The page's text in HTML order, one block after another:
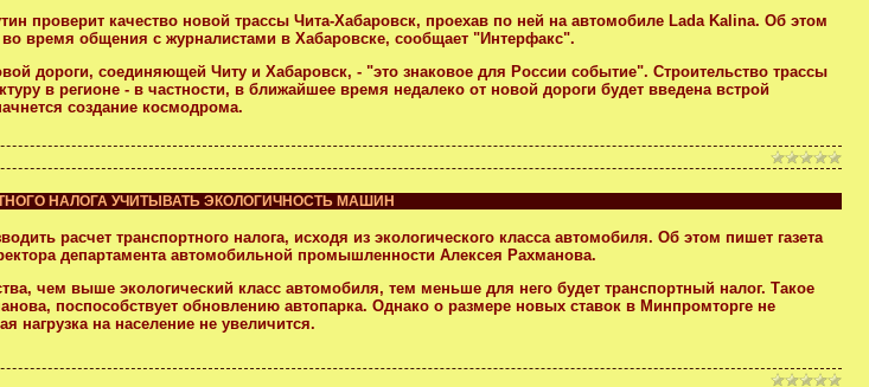
проверит качество новой трассы Чита-Хабаровск, проехав по ней на автомобиле Lada Kalina. Об этом
во время общения с журналистами в Хабаровске, сообщает "Интерфакс".
дороги, соединяющей Читу и Хабаровск, - "это знаковое для России событие". Строительство трассы
в регионе - в частности, в ближайшее время недалеко от новой дороги будет введена встрой
создание космодрома.
НАЛОГА УЧИТЫВАТЬ ЭКОЛОГИЧНОСТЬ МАШИН
расчет транспортного налога, исходя из экологического класса автомобиля. Об этом пишет газета
департамента автомобильной промышленности Алексея Рахманова.
чем выше экологический класс автомобиля, тем меньше для него будет транспортный налог. Такое
поспособствует обновлению автопарка. Однако о размере новых ставок в Минпромторге не
нагрузка на население не увеличится.